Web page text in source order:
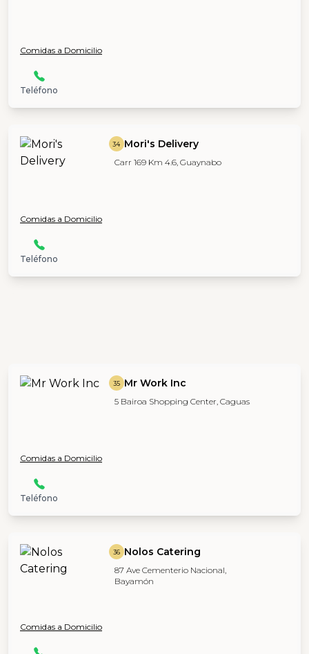
Comidas a Domicilio
Teléfono
34 Mori's Delivery
Carr 169 Km 4.6, Guaynabo
Comidas a Domicilio
Teléfono
35 Mr Work Inc
5 Bairoa Shopping Center, Caguas
Comidas a Domicilio
Teléfono
36 Nolos Catering
87 Ave Cementerio Nacional,
Bayamón
Comidas a Domicilio